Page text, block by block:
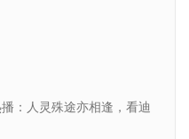
：人灵殊途亦相逢，看迪